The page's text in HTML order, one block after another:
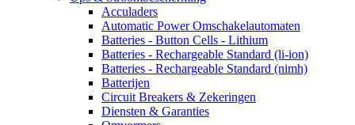
Acculaders
Automatic Power Omschakelautomaten
Batteries - Button Cells - Lithium
Batteries - Rechargeable Standard (li-ion)
Batteries - Rechargeable Standard (nimh)
Batterijen
Circuit Breakers & Zekeringen
Diensten & Garanties